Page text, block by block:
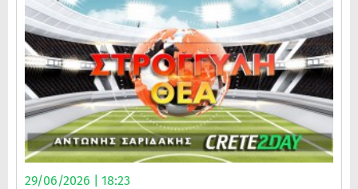
29/06/2026 | 18:23